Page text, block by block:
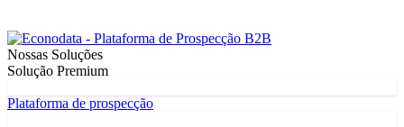
Nossas Soluções
Solução Premium
Plataforma de prospecção